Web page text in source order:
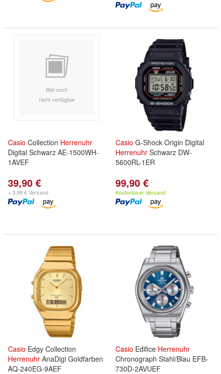
Bild noch
nicht verfügbar
Casio Collection Herrenuhr
Digital Schwarz AE-1500WH-
1AVEF
39,90 €
+ 3,99 € Versand
Casio G-Shock Origin Digital
Herrenuhr Schwarz DW-
5600RL-1ER
99,90 €
Kostenloser Versand
Casio Edgy Collection
Herrenuhr AnaDigi Goldfarben
AQ-240EG-9AEF
Casio Edifice Herrenuhr
Chronograph Stahl/Blau EFB-
730D-2AVUEF